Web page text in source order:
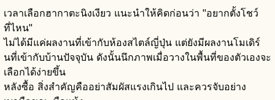
เวลาเลือกฮากาตะนิงเงียว แนะนำให้คิดก่อนว่า "อยากตั้งโชว์
ที่ไหน"
ไม่ได้มีแค่ผลงานที่เข้ากับห้องสไตล์ญี่ปุ่น แต่ยังมีผลงานโมเดิร์
นที่เข้ากับบ้านปัจจุบัน ดังนั้นนึกภาพเมื่อวางในพื้นที่ของตัวเองจะ
เลือกได้ง่ายขึ้น
หลังซื้อ สิ่งสำคัญคืออย่าสัมผัสแรงเกินไป และควรจับอย่าง